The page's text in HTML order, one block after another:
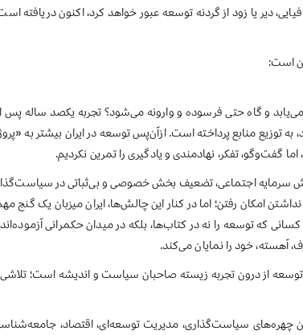
دیر یا زود از گردنه توسعه عبور خواهد کرد، اکنون
است:
نمی‌یابد و گاه حتی فرسوده و وارونه می‌شود؟ تجربه یکصد ساله
توزیع منابع پرداخته است. ازآن‌پس توسعه در ایران بیشتر به
گفت‌وگو، تفکر، نهادمندی و یادگیری را تمرین نکردیم.
سرمایه اجتماعی، تضعیف بخش خصوصی و بی‌ثباتی در
امکان رفتن؛ اما در کنار این چالش‌ها، ایران میزبان یک
که توسعه را نه در کتاب‌ها، بلکه در میدان حکمرانی
آهسته، خود را نمایان می‌کند.
از درون تجربه زیسته صاحبان سیاست و اندیشه است؛ تلاشی
سیاست‌گذاری، مدیریت توسعه‌ای، اقتصاد،